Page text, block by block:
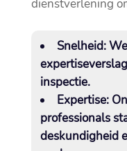
dienstverlening
Snelheid:
inspectie.​
Expertise:
professionals
deskundigheid